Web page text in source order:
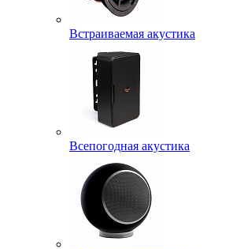
Встраиваемая акустика
Всепогодная акустика